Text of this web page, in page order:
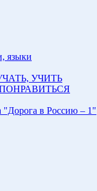
языки
УЧИТЬ
ПОНРАВИТЬСЯ
"Дорога в Россию – 1"